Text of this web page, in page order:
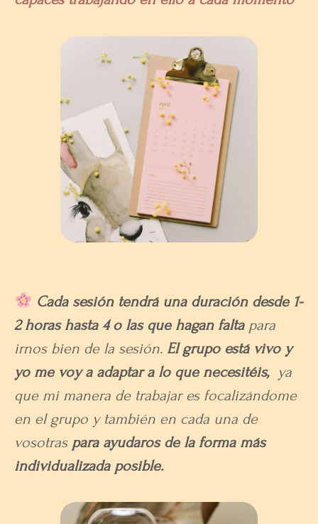
Cada sesión tendrá una duración desde 1-
2 horas hasta 4 o las que hagan faltapara
irnos bien de la sesión. El grupo está vivo y
yo me voy a adaptar a lo que necesitéis, ya
que mi manera de trabajar es focalizándome
en el grupo y también en cada una de
vosotras para ayudaros de la forma más
individualizada posible.